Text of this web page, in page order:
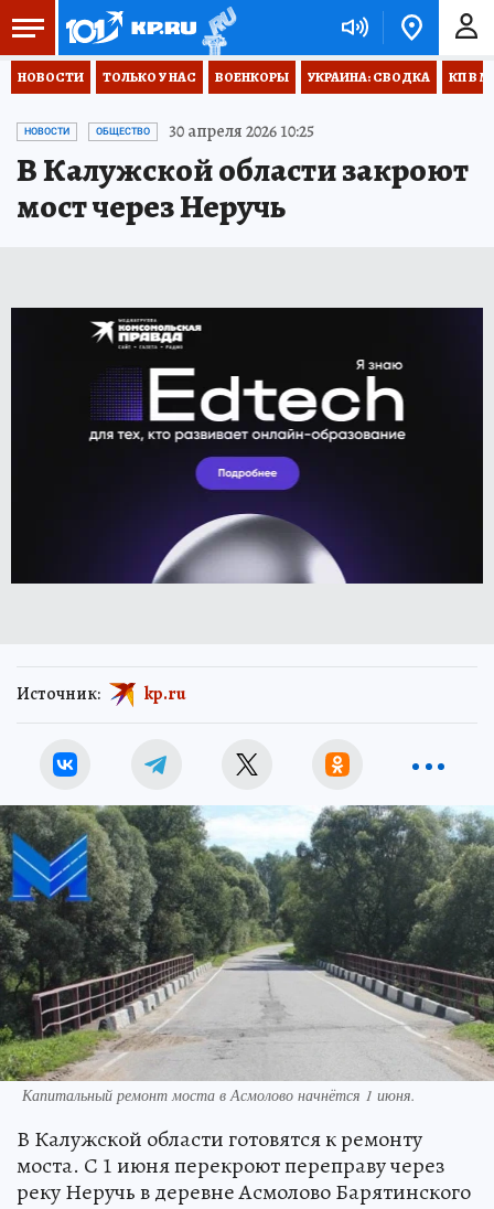
НОВОСТИ ТОЛЬКО У НАС ВОЕНКОРЫ УКРАИНА: СВОДКА КП В
НОВОСТИ ОБЩЕСТВО 30 апреля 2026 10:25
В Калужской области закроют
мост через Неручь
Источник: kp.ru
Капитальный ремонт моста в Асмолово начнётся 1 июня.
В Калужской области готовятся к ремонту
моста. С 1 июня перекроют переправу через
реку Неручь в деревне Асмолово Барятинского